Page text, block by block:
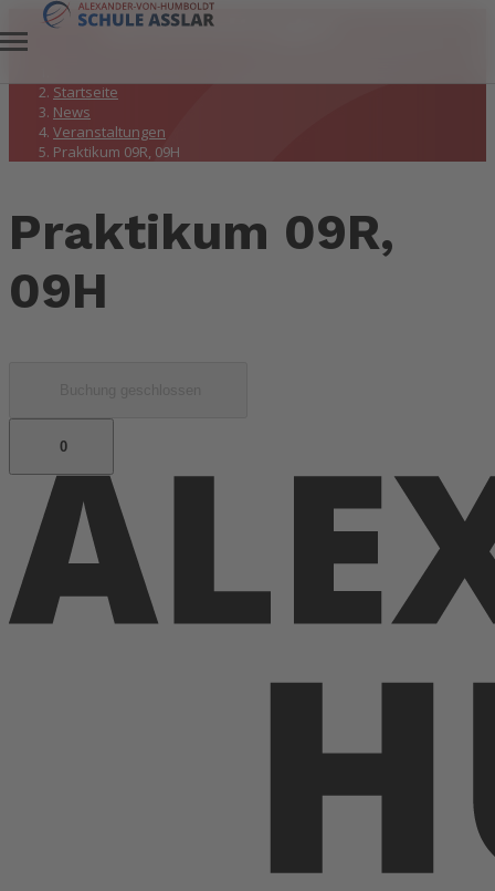
Veranstaltungen
Startseite
News
Veranstaltungen
Praktikum 09R, 09H
Praktikum 09R,
09H
0